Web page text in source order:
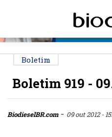
Boletim
Boletim 919 -
BiodieselBR.com- 09 out 2012 -